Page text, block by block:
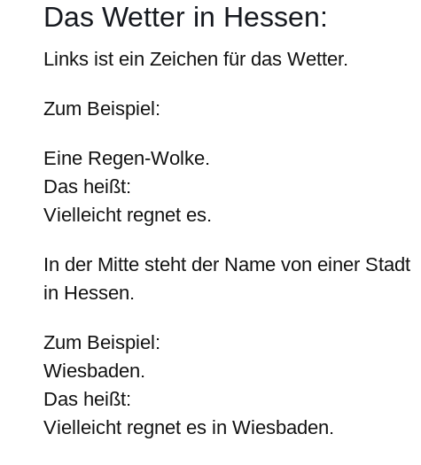
Das Wetter in Hessen:
Links ist ein Zeichen für das Wetter.
Zum Beispiel:
Eine Regen-Wolke.
Das heißt:
Vielleicht regnet es.
In der Mittesteht der Name von einer Stadt
in Hessen.
Zum Beispiel:
Wiesbaden.
Das heißt:
Vielleicht regnet es in Wiesbaden.